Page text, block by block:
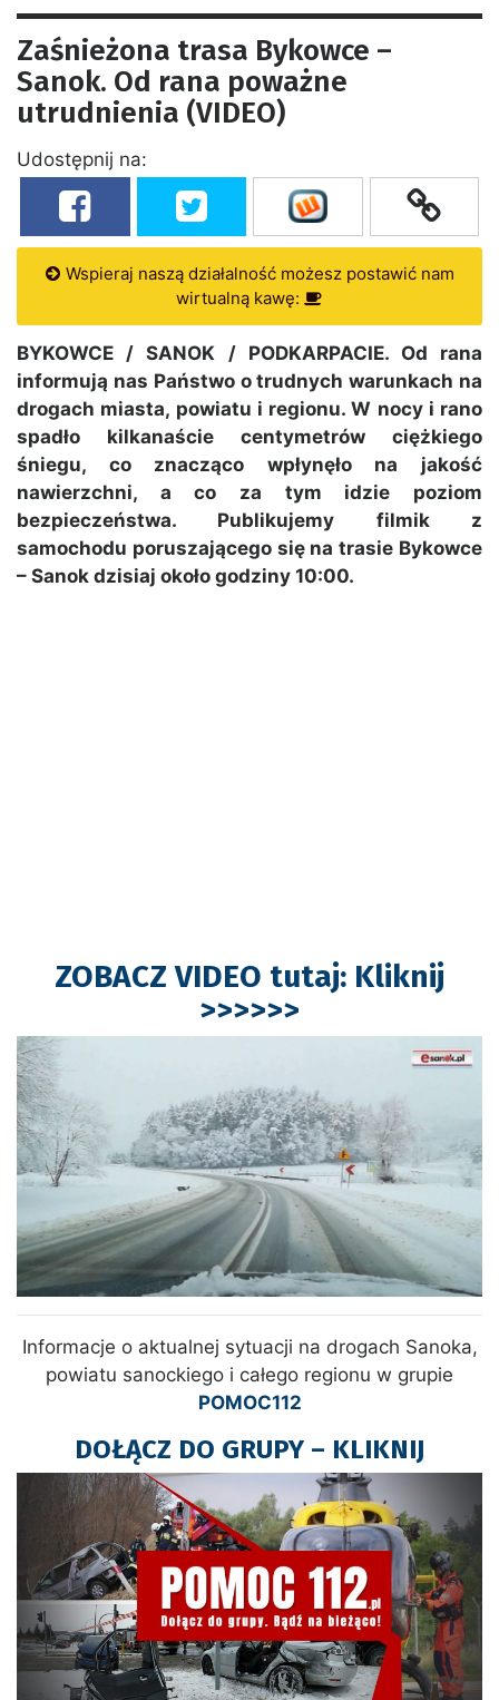
Zaśnieżona trasa Bykowce –
Sanok. Od rana poważne
utrudnienia (VIDEO)
Udostępnij na:
Wspieraj naszą działalność możesz postawić nam
wirtualną kawę:
BYKOWCE / SANOK / PODKARPACIE. Od rana
informują nas Państwo o trudnych warunkach na
drogach miasta, powiatu i regionu. W nocy i rano
spadło kilkanaście centymetrów ciężkiego
śniegu, co znacząco wpłynęło na jakość
nawierzchni, a co za tym idzie poziom
bezpieczeństwa. Publikujemy filmik z
samochodu poruszającego się na trasie Bykowce
– Sanok dzisiaj około godziny 10:00.
ZOBACZ VIDEO tutaj: Kliknij
>>>>>>
Informacje o aktualnej sytuacji na drogach Sanoka,
powiatu sanockiego i całego regionu w grupie
POMOC112
DOŁĄCZ DO GRUPY – KLIKNIJ